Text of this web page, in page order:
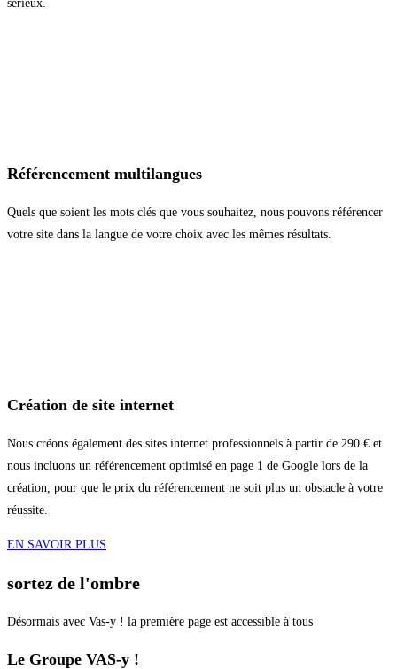
sérieux.
Référencement multilangues
Quels que soient les mots clés que vous souhaitez, nous pouvons référencer
votre site dans la langue de votre choix avec les mêmes résultats.
Création de site internet
Nous créons également des sites internet professionnels à partir de 290 € et
nous incluons un référencement optimisé en page 1 de Google lors de la
création, pour que le prix du référencement ne soit plus un obstacle à votre
réussite.
EN SAVOIR PLUS
sortez de l'ombre
Désormais avec Vas-y ! la première page est accessible à tous
Le Groupe VAS-y !